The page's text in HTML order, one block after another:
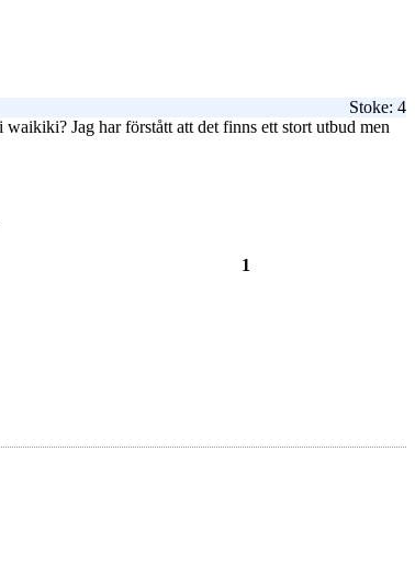
Stoke: 4
Jag har förstått att det finns ett stort utbud men
1